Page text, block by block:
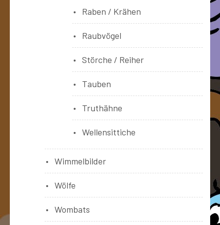
Raben / Krähen
Raubvögel
Störche / Reiher
Tauben
Truthähne
Wellensittiche
Wimmelbilder
Wölfe
Wombats